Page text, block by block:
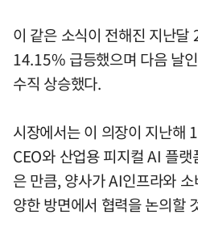
이 같은 소식이 전해진 지난달
14.15% 급등했으며 다음 날
수직 상승했다.
시장에서는 이 의장이 지난해
CEO와 산업용 피지컬 AI 플
은 만큼, 양사가 AI인프라와
양한 방면에서 협력을 논의할